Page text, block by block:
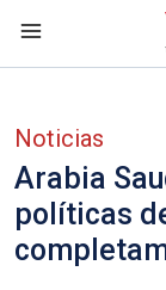
Noticias
Arabia
políticas